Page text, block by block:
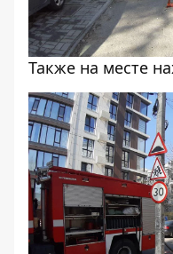
Также на месте